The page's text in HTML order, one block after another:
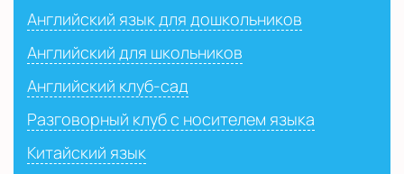
Английский язык для дошкольников
Английский для школьников
Английский клуб-сад
Разговорный клуб с носителем языка
Китайский язык